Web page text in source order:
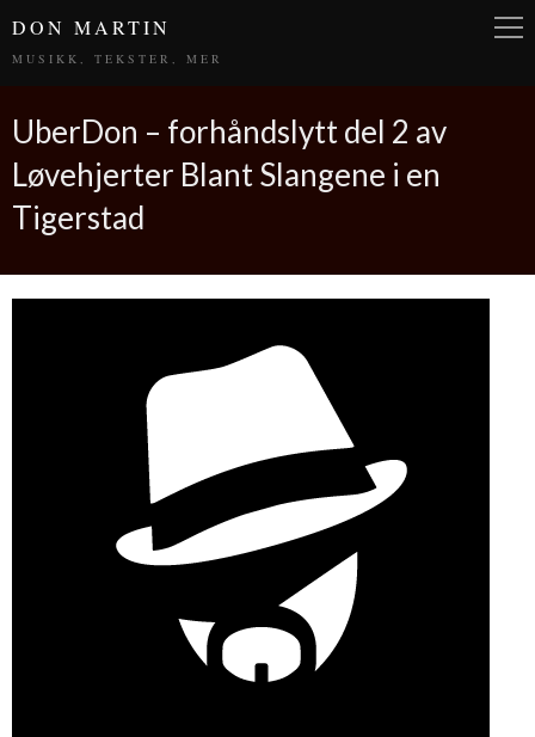
DON MARTIN
MUSIKK, TEKSTER, MER
UberDon – forhåndslytt del 2 av
Løvehjerter Blant Slangene i en
Tigerstad